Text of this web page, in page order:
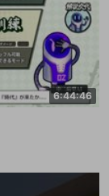
6:44:46